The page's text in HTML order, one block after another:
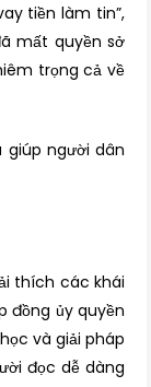
tiền làm tin”,
mất quyền sở
trọng cả về
người dân
thích các khái
đồng ủy quyền
và giải pháp
đọc dễ dàng